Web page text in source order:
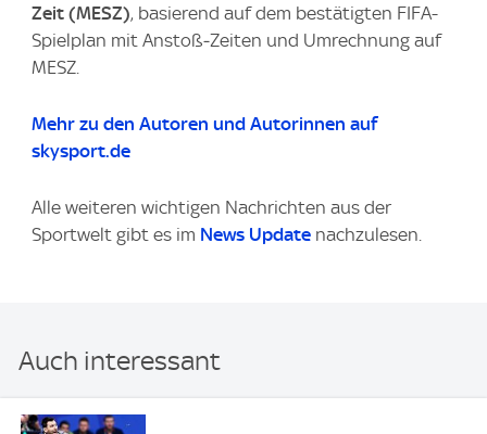
Zeit (MESZ), basierend auf dem bestätigten FIFA-
Spielplan mit Anstoß‑Zeiten und Umrechnung auf
MESZ.
Mehr zu den Autoren und Autorinnen auf
skysport.de
Alle weiteren wichtigen Nachrichten aus der
Sportwelt gibt es im News Update nachzulesen.
Auch interessant